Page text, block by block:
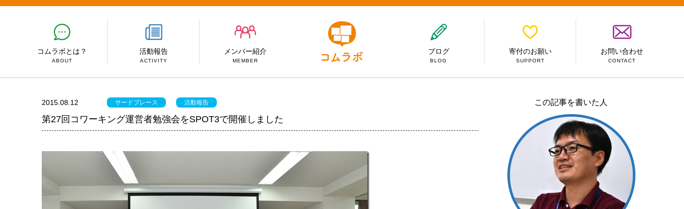
コムラボとは？
ABOUT
活動報告
ACTIVITY
メンバー紹介
MEMBER
ブログ
BLOG
寄付のお願い
SUPPORT
お問い合わせ
CONTACT
2015.08.12 サードプレース 活動報告
第27回コワーキング運営者勉強会をSPOT3で開催しました
この記事を書いた人